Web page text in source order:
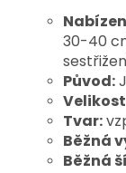
30-40
Původ:
Tvar:
Běžná
Běžná